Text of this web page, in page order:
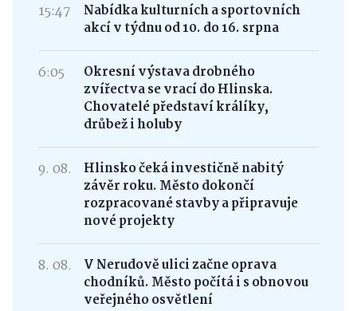
15:47
Nabídka kulturních a sportovních
akcí v týdnu od 10. do 16. srpna
6:05
Okresní výstava drobného
zvířectva se vrací do Hlinska.
Chovatelé představí králíky,
drůbež i holuby
9. 08.
Hlinsko čeká investičně nabitý
závěr roku. Město dokončí
rozpracované stavby a připravuje
nové projekty
8. 08.
V Nerudově ulici začne oprava
chodníků. Město počítá i s obnovou
veřejného osvětlení